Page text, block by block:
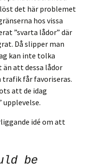
det här problemet
hos vissa
”svarta lådor” där
Då slipper man
kan inte tolka
att dessa lådor
får favoriseras.
att de idag
idé om att
be